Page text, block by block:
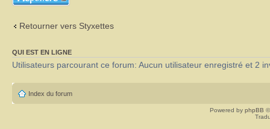
Retourner vers Styxettes
QUI EST EN LIGNE
Utilisateurs parcourant ce forum: Aucun utilisateur enregistré et 2
Index du forum
Powered by phpBB